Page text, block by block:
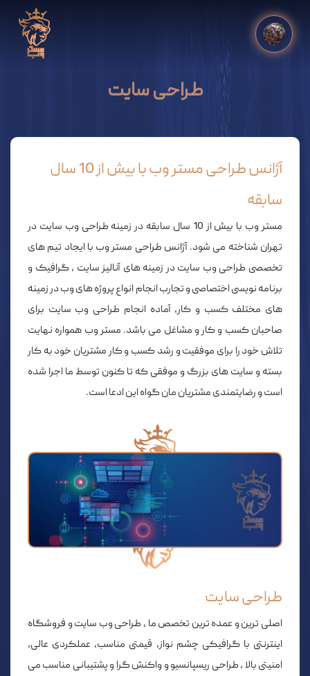
طراحی سایت
آژانس طراحی مستر وب با بیش از 10 سال
سابقه
مستر وب با بیش از 10 سال سابقه در زمینه طراحی وب سایت در
تهران شناخته می شود. آژانس طراحی مستر وب با ایجاد تیم های
تخصصی طراحی وب سایت در زمینه های آنالیز سایت ، گرافیک و
برنامه نویسی اختصاصی و تجارب انجام انواع پروژه های وب در زمینه
های مختلف کسب و کار، آماده انجام طراحی وب سایت برای
صاحبان کسب و کار و مشاغل می باشد. مستر وب همواره نهایت
تلاش خود را برای موفقیت و رشد کسب و کار مشتریان خود به کار
بسته و سایت های بزرگ و موفقی که تا کنون توسط ما اجرا شده
است و رضایتمندی مشتریان مان گواه این ادعا است.
طراحی سایت
اصلی ترین و عمده ترین تخصص ما ، طراحی وب سایتو فروشگاه
اینترنتی با گرافیکی چشم نواز، قیمتی مناسب، عملکردی عالی،
امنیتی بالا ، طراحی ریسپانسیو و واکنش گرا و پشتیبانی مناسب می